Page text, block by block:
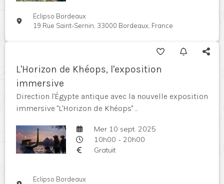
Eclipso Bordeaux
19 Rue Saint-Sernin, 33000 Bordeaux, France
L'Horizon de Khéops, l'exposition
immersive
Direction l'Égypte antique avec la nouvelle exposition
immersive "L'Horizon de Khéops" ...
Mer 10 sept. 2025
10h00 - 20h00
Gratuit
Eclipso Bordeaux